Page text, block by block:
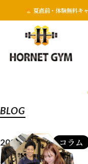
夏直前・体験無料キ
BLOG
2025.10.22 コラム